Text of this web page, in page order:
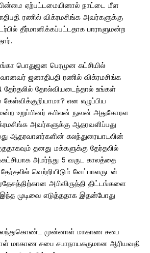
ஏற்பட்டமையினால் நாட்டை மீள
ரணில் விக்ரமசிங்க அவர்களுக்கு
தீர்மானிக்கப்பட்டதாக பாராளுமன்ற
பொதுஜன பெரமுன கட்சியில்
ஜனாதிபதி ரணில் விக்ரமசிங்க
தேர்தலில் தோல்வியடைந்தால் உங்கள்
என எழுப்பிய
உறுப்பினர் கபிலன் நுவன் அதுகோரள
அவர்களுக்கு ஆதரவளிப்பது
ஆதரவாளர்களின் கலந்துரையாடலின்
தனது மக்களுக்கு தேர்தலில்
அமர்ந்து 5 வருட காலத்தை
வெற்றியிடும் வேட்பாளருடன்
அபிவிருத்தி திட்டங்களை
முடிவை எடுத்ததாக இதன்போது
கலந்துகொண்ட முன்னாள் மாகாண சபை
மாகாண சபை சபாநாயகருமான ஆரியவதி